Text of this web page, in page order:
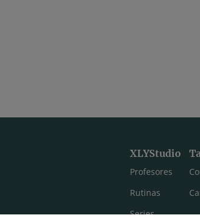
XLYStudio
Profesores
Rutinas
Series